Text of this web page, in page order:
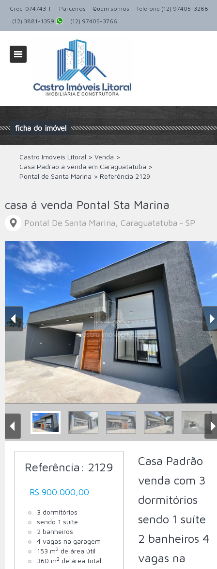
Creci 074743-F Parceiros Quem somos
Telefone (12) 97405-3288
(12) 3881-1359
(12) 97405-3766
ficha do imóvel
Castro Imóveis Litoral > Venda >
Casa Padrão à venda em Caraguatatuba >
Pontal de Santa Marina > Referência 2129
casa á venda Pontal Sta Marina
Pontal De Santa Marina, Caraguatatuba - SP
Referência: 2129
R$ 900.000,00
3 dormitórios
sendo 1 suíte
2 banheiros
4 vagas na garagem
153 m2 de área útil
360 m2 de área total
Casa Padrão
venda com 3
dormitórios
sendo 1 suíte
2 banheiros 4
vagas na